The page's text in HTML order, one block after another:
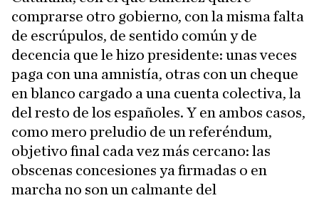
comprarse otro gobierno, con la misma falta
de escrúpulos, de sentido común y de
decencia que le hizo presidente: unas veces
paga con una amnistía, otras con un cheque
en blanco cargado a una cuenta colectiva, la
del resto de los españoles. Y en ambos casos,
como mero preludio de un referéndum,
objetivo final cada vez más cercano: las
obscenas concesiones ya firmadas o en
marcha no son un calmante del